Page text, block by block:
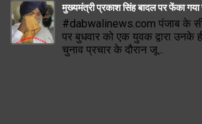
मुख्यमंत्री प्रकाश सिंह बादल पर फेंका
#dabwalinews.com पंजाब के
पर बुधवार को एक युवक द्वारा उनके
चुनाव प्रचार के दौरान जू...